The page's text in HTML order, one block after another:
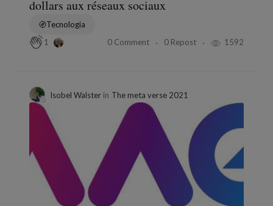
dollars aux réseaux sociaux
Tecnologia
1
0 Comment 0 Repost 1592
Isobel Walster in The meta verse 2021